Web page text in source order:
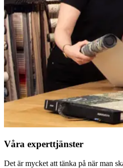
Våra experttjänster
Det är mycket att tänka på när man